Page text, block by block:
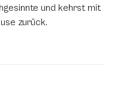
und kehrst mit
zurück.